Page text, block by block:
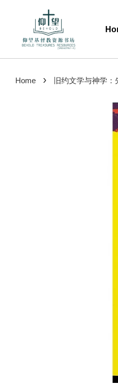
Home › 旧约文学与神学